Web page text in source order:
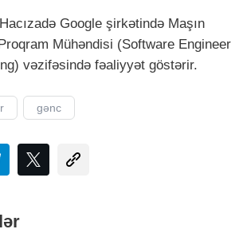
Google şirkətində Maşın
Mühəndisi (Software Engineer
vəzifəsində fəaliyyət göstərir.
gənc